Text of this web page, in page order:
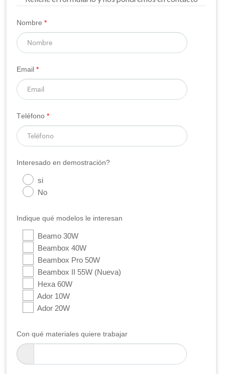
Nombre *
Email *
Teléfono *
Interesado en demostración?
si
No
Indique qué modelos le interesan
Beamo 30W
Beambox 40W
Beambox Pro 50W
Beambox II 55W (Nueva)
Hexa 60W
Ador 10W
Ador 20W
Con qué materiales quiere trabajar